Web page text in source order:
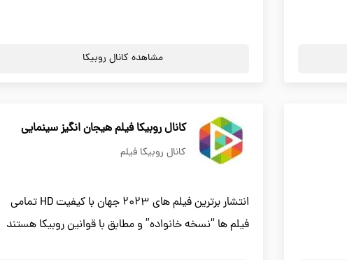
مشاهده کانال روبیکا
کانال روبیکا فیلم هیجان انگیز سینمایی
کانال روبیکا فیلم
انتشار برترین فیلم های 2023 جهان با کیفیت HD تمامی
فیلم ها “نسخه خانواده” و مطابق با قوانین روبیکا هستند